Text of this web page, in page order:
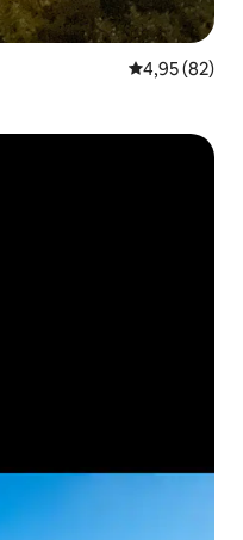
4,95 av 5 i
4,95 (82)